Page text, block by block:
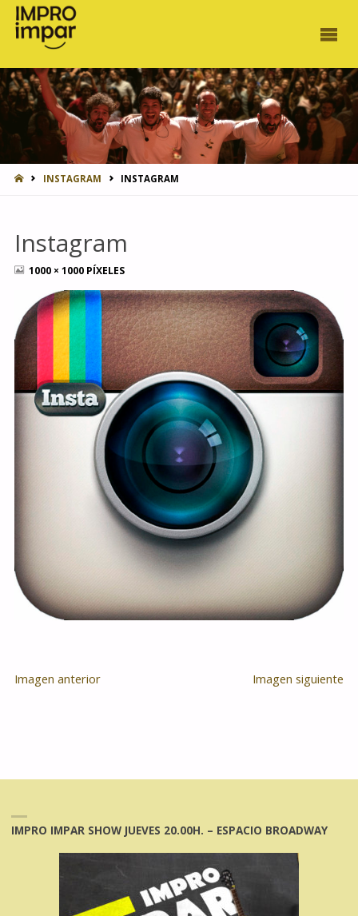
INICIOINSTAGRAM INSTAGRAM
Instagram
TAMAÑO
1000 × 1000 PÍXELES
Imagen anterior Imagen siguiente
IMPRO IMPAR SHOW JUEVES 20.00H. – ESPACIO BROADWAY